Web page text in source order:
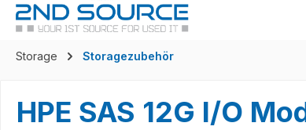
Storage Storagezubehör
HPE SAS 12G I/O